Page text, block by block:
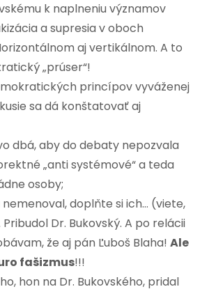
k naplneniu významov
a supresia v oboch
aj vertikálnom. A to
„prúser“!
princípov vyváženej
sa dá konštatovať aj
dbá, aby do debaty nepozvala
„anti systémové“ a teda
osoby;
doplňte si ich… (viete,
Dr. Bukovský. A po relácii
že aj pán Ľuboš Blaha! Ale
fašizmus!!!
hon na Dr. Bukovského, pridal